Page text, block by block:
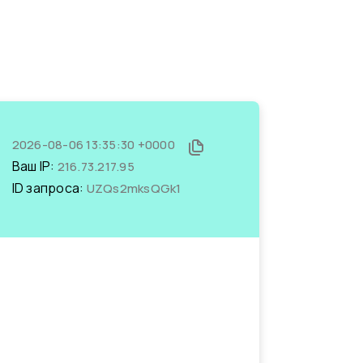
2026-08-06 13:35:30 +0000
Ваш IP: 216.73.217.95
ID запроса: UZQs2mksQGk1